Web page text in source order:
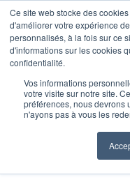
Ce site web stocke des
d'améliorer votre expérience
personnalisés, à la fois sur ce
d'informations sur les cookies
confidentialité.
Vos informations
votre visite sur notre site.
préférences, nous devrons
n'ayons pas à vous les
son